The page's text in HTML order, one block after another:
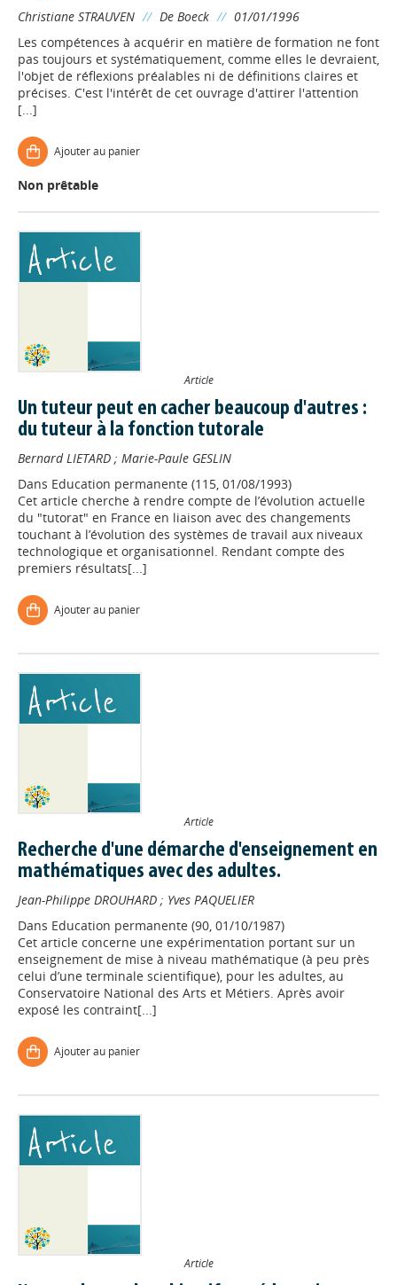
Christiane STRAUVEN // De Boeck // 01/01/1996
Les compétences à acquérir en matière de formation ne font
pas toujours et systématiquement, comme elles le devraient,
l'objet de réflexions préalables ni de définitions claires et
précises. C'est l'intérêt de cet ouvrage d'attirer l'attention
[...]
Ajouter au panier
Non prêtable
Article
Un tuteur peut en cacher beaucoup d'autres :
du tuteur à la fonction tutorale
Bernard LIETARD ; Marie-Paule GESLIN
Dans Education permanente (115, 01/08/1993)
Cet article cherche à rendre compte de l’évolution actuelle
du "tutorat" en France en liaison avec des changements
touchant à l’évolution des systèmes de travail aux niveaux
technologique et organisationnel. Rendant compte des
premiers résultats[...]
Ajouter au panier
Article
Recherche d'une démarche d'enseignement en
mathématiques avec des adultes.
Jean-Philippe DROUHARD ; Yves PAQUELIER
Dans Education permanente (90, 01/10/1987)
Cet article concerne une expérimentation portant sur un
enseignement de mise à niveau mathématique (à peu près
celui d’une terminale scientifique), pour les adultes, au
Conservatoire National des Arts et Métiers. Après avoir
exposé les contraint[...]
Ajouter au panier
Article